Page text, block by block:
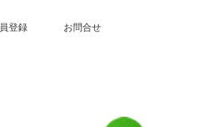
登録 お問合せ